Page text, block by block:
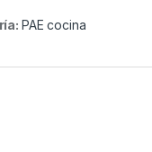
PAE cocina